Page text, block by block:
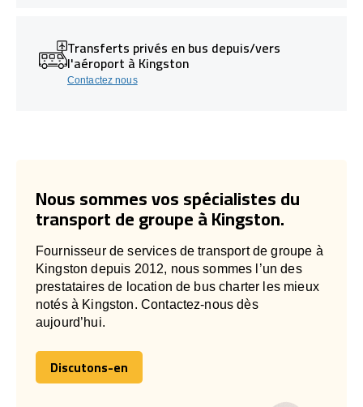
Transferts privés en bus depuis/vers
l'aéroport à Kingston
Contactez nous
Nous sommes vos spécialistes du
transport de groupe à Kingston.
Fournisseur de services de transport de groupe à
Kingston depuis 2012, nous sommes l’un des
prestataires de location de bus charter les mieux
notés à Kingston. Contactez-nous dès
aujourd’hui.
Discutons-en
Discutons-en